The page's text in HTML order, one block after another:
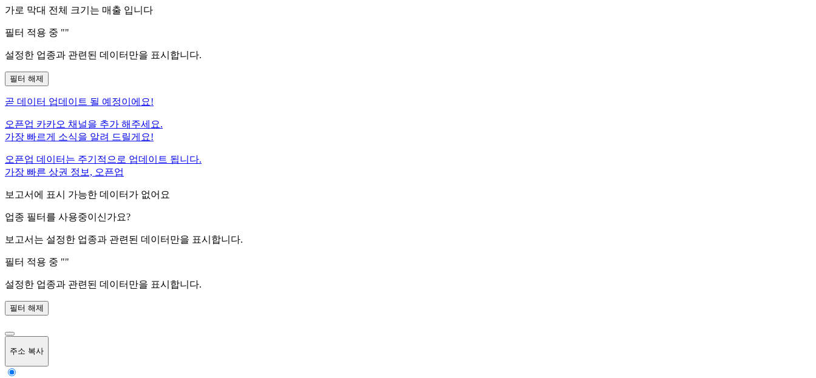
가로 막대 전체 크기는 매출 입니다
필터 적용 중 ""
설정한 업종과 관련된 데이터만을 표시합니다.
필터 해제
곧 데이터 업데이트 될 예정이에요!
오픈업 카카오 채널을 추가 해주세요.
가장 빠르게 소식을 알려 드릴게요!
오픈업 데이터는 주기적으로 업데이트 됩니다.
가장 빠른 상권 정보, 오픈업
보고서에 표시 가능한 데이터가 없어요
업종 필터를 사용중이신가요?
보고서는 설정한 업종과 관련된 데이터만을 표시합니다.
필터 적용 중 ""
설정한 업종과 관련된 데이터만을 표시합니다.
필터 해제
주소 복사